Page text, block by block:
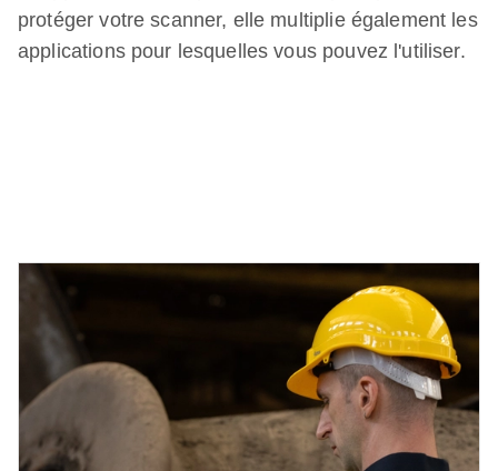
protéger votre scanner, elle multiplie également les
applications pour lesquelles vous pouvez l'utiliser.